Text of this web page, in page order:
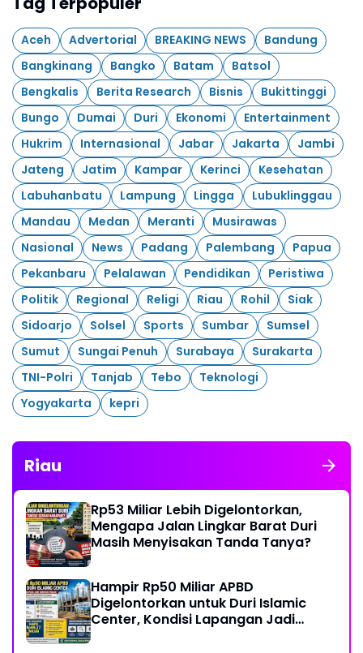
Aceh Advertorial BREAKING NEWS
Bandung
Bangkinang
Bangko Batam
Batsol
Bengkalis
Berita Research Bisnis
Bukittinggi
Bungo
Dumai Duri Ekonomi
Entertainment
Hukrim
Internasional Jabar Jakarta
Jambi
Jateng
Jatim Kampar Kerinci
Kesehatan
Labuhanbatu
Lampung Lingga
Lubuklinggau
Mandau
Medan Meranti
Musirawas
Nasional
News Padang Palembang
Papua
Pekanbaru
Pelalawan Pendidikan
Peristiwa
Politik
Regional Religi Riau Rohil
Siak
Sidoarjo
Solsel Sports Sumbar
Sumsel
Sumut
Sungai Penuh Surabaya
Surakarta
TNI-Polri
Tanjab Tebo
Teknologi
Yogyakarta
kepri
Riau
Rp53 Miliar Lebih Digelontorkan,
Mengapa Jalan Lingkar Barat Duri
Masih Menyisakan Tanda Tanya?
Hampir Rp50 Miliar APBD
Digelontorkan untuk Duri Islamic
Center, Kondisi Lapangan Jadi